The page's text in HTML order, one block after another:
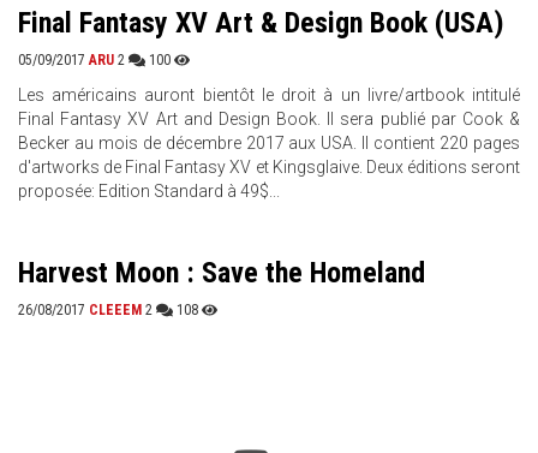
Final Fantasy XV Art & Design Book (USA)
05/09/2017 ARU 2 100
Les américains auront bientôt le droit à un livre/artbook intitulé
Final Fantasy XV Art and Design Book. Il sera publié par Cook &
Becker au mois de décembre 2017 aux USA. Il contient 220 pages
d'artworks de Final Fantasy XV et Kingsglaive. Deux éditions seront
proposée: Edition Standard à 49$...
Harvest Moon : Save the Homeland
26/08/2017 CLEEEM 2 108